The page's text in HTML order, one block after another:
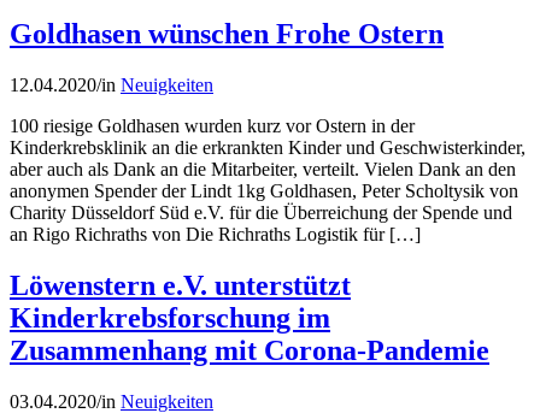
Goldhasen wünschen Frohe Ostern
12.04.2020/in Neuigkeiten
100 riesige Goldhasen wurden kurz vor Ostern in der
Kinderkrebsklinik an die erkrankten Kinder und Geschwisterkinder,
aber auch als Dank an die Mitarbeiter, verteilt. Vielen Dank an den
anonymen Spender der Lindt 1kg Goldhasen, Peter Scholtysik von
Charity Düsseldorf Süd e.V. für die Überreichung der Spende und
an Rigo Richraths von Die Richraths Logistik für […]
Löwenstern e.V. unterstützt
Kinderkrebsforschung im
Zusammenhang mit Corona-Pandemie
03.04.2020/in Neuigkeiten